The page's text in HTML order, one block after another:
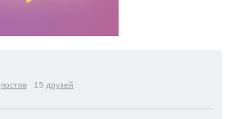
постов 15 друзей